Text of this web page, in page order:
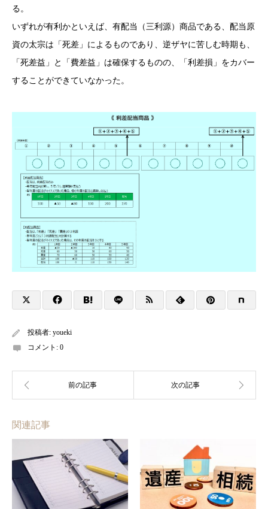
る。
いずれが有利かといえば、有配当（三利源）商品である、配当原
資の太宗は「死差」によるものであり、逆ザヤに苦しむ時期も、
「死差益」と「費差益」は確保するものの、「利差損」をカバー
することができていなかった。
投稿者: youeki
コメント: 0
関連記事